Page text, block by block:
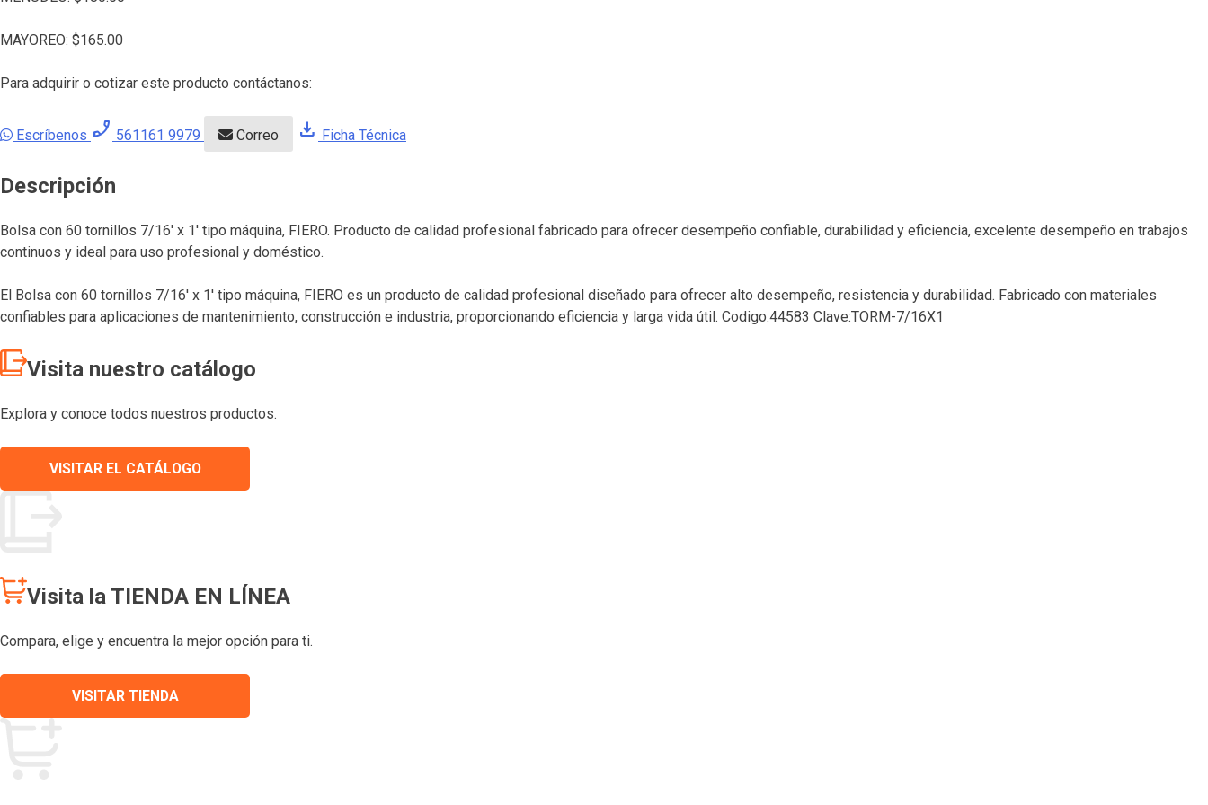
MAYOREO: $165.00
Para adquirir o cotizar este producto contáctanos:
Escríbenos phone_enabled 561161 9979 Correo download Ficha Técnica
Descripción
Bolsa con 60 tornillos 7/16′ x 1′ tipo máquina, FIERO. Producto de calidad profesional fabricado para ofrecer desempeño confiable, durabilidad y eficiencia, excelente desempeño en trabajos
continuos y ideal para uso profesional y doméstico.
El Bolsa con 60 tornillos 7/16′ x 1′ tipo máquina, FIERO es un producto de calidad profesional diseñado para ofrecer alto desempeño, resistencia y durabilidad. Fabricado con materiales
confiables para aplicaciones de mantenimiento, construcción e industria, proporcionando eficiencia y larga vida útil. Codigo:44583 Clave:TORM-7/16X1
Visita nuestro catálogo
Explora y conoce todos nuestros productos.
VISITAR EL CATÁLOGO
Visita la TIENDA EN LÍNEA
Compara, elige y encuentra la mejor opción para ti.
VISITAR TIENDA